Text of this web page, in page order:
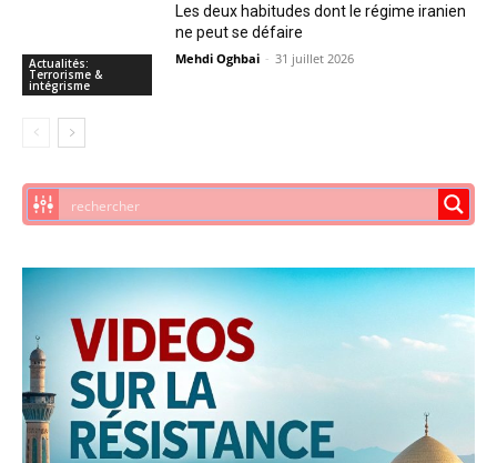
Actualités:
Terrorisme &
intégrisme
Les deux habitudes dont le régime iranien
ne peut se défaire
Mehdi Oghbai - 31 juillet 2026